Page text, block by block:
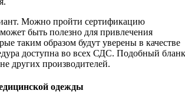
Можно пройти сертификацию
быть полезно для привлечения
таким образом будут уверены в качестве
доступна во всех СДС. Подобный бланк
других производителей.
одежды